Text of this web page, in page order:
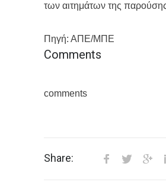
των αιτημάτων της
Πηγή: ΑΠΕ/ΜΠΕ
Comments
comments
Share: